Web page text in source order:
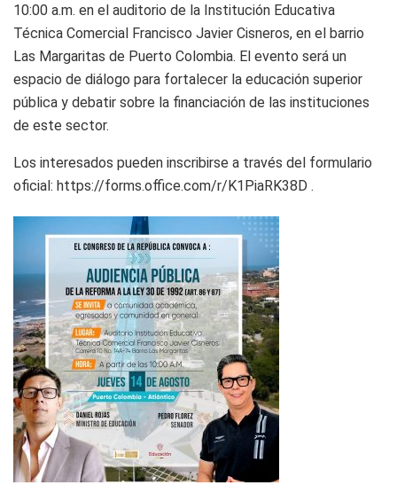
10:00 a.m. en el auditorio de la Institución Educativa
Técnica Comercial Francisco Javier Cisneros, en el barrio
Las Margaritas de Puerto Colombia. El evento será un
espacio de diálogo para fortalecer la educación superior
pública y debatir sobre la financiación de las instituciones
de este sector.
Los interesados pueden inscribirse a través del formulario
oficial: https://forms.office.com/r/K1PiaRK38D .